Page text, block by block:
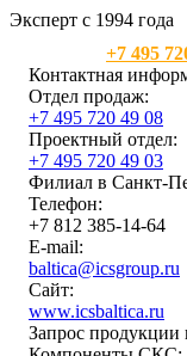
Эксперт с 1994 года
+7 495
Контактная
Отдел продаж:
+7 495 720 49 08
Проектный отдел:
+7 495 720 49 03
Филиал в Санкт-
Телефон:
+7 812 385-14-64
E-mail:
baltica@icsgroup.ru
Сайт:
www.icsbaltica.ru
Запрос продукции